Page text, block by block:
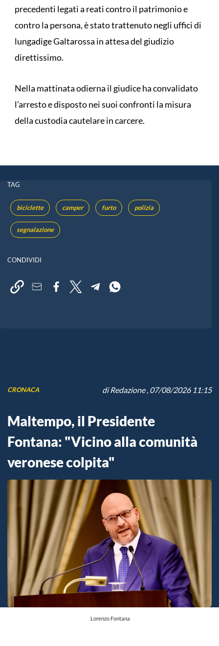
precedenti legati a reati contro il patrimonio e
contro la persona, è stato trattenuto negli uffici di
lungadige Galtarossa in attesa del giudizio
direttissimo.
Nella mattinata odierna il giudice ha convalidato
l’arresto e disposto nei suoi confronti la misura
della custodia cautelare in carcere.
TAG
biciclette camper furto polizia
segnalazione
CONDIVIDI
CRONACA diRedazione, 07/08/2026 11:15
Maltempo, il Presidente
Fontana: "Vicino alla comunità
veronese colpita"
Lorenzo Fontana